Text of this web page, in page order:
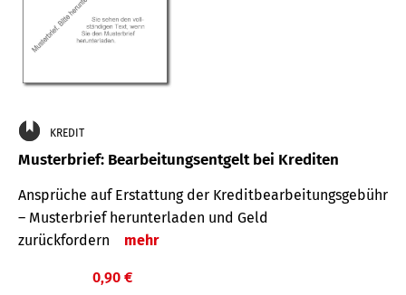
KREDIT
Musterbrief: Bearbeitungsentgelt bei Krediten
Ansprüche auf Erstattung der Kreditbearbeitungsgebühr
– Musterbrief herunterladen und Geld
zurückfordern
mehr
0,90 €